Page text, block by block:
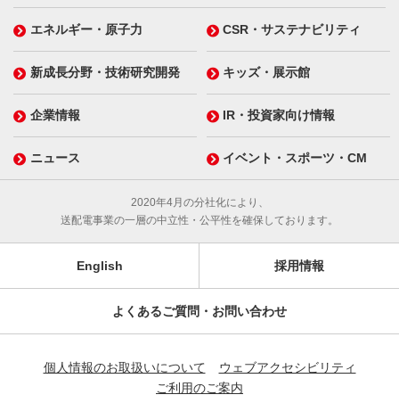
エネルギー・原子力 CSR・サステナビリティ
新成長分野・技術研究開発 キッズ・展示館
企業情報 IR・投資家向け情報
ニュース イベント・スポーツ・CM
2020年4月の分社化により、
送配電事業の一層の中立性・公平性を確保しております。
English 採用情報
よくあるご質問・お問い合わせ
個人情報のお取扱いについて
ウェブアクセシビリティ
ご利用のご案内